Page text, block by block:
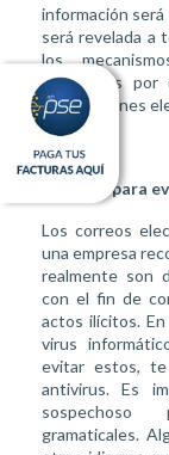
información será
será revelada a
los
y elegidos por
transacciones
Apuntes para
Los correos
una empresa
realmente son
con el fin de
actos ilícitos.
virus
evitar estos, te
antivirus. Es
gramaticales.